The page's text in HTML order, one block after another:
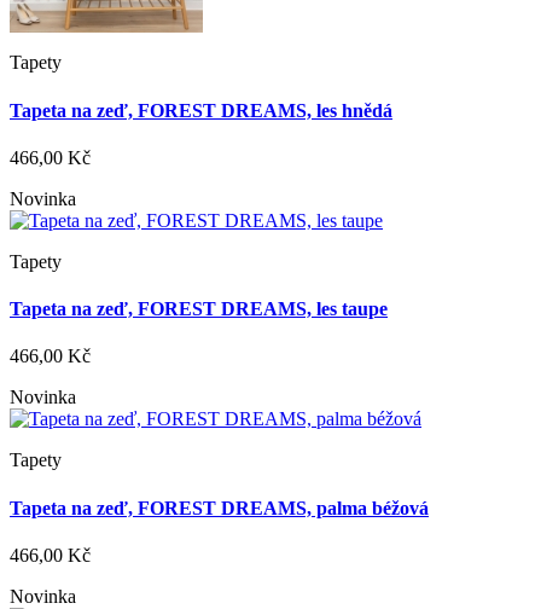
Tapety
Tapeta na zeď, FOREST DREAMS, les hnědá
466,00 Kč
Novinka
Tapety
Tapeta na zeď, FOREST DREAMS, les taupe
466,00 Kč
Novinka
Tapety
Tapeta na zeď, FOREST DREAMS, palma béžová
466,00 Kč
Novinka